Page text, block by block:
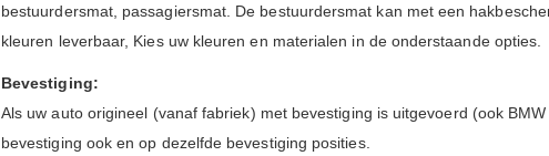
bestuurdersmat, passagiersmat. De bestuurdersmat kan met een
kleuren leverbaar, Kies uw kleuren en materialen in de onderstaande opties.
Bevestiging:
Als uw auto origineel (vanaf fabriek) met bevestiging is uitgevoerd (ook
bevestiging ook en op dezelfde bevestiging posities.